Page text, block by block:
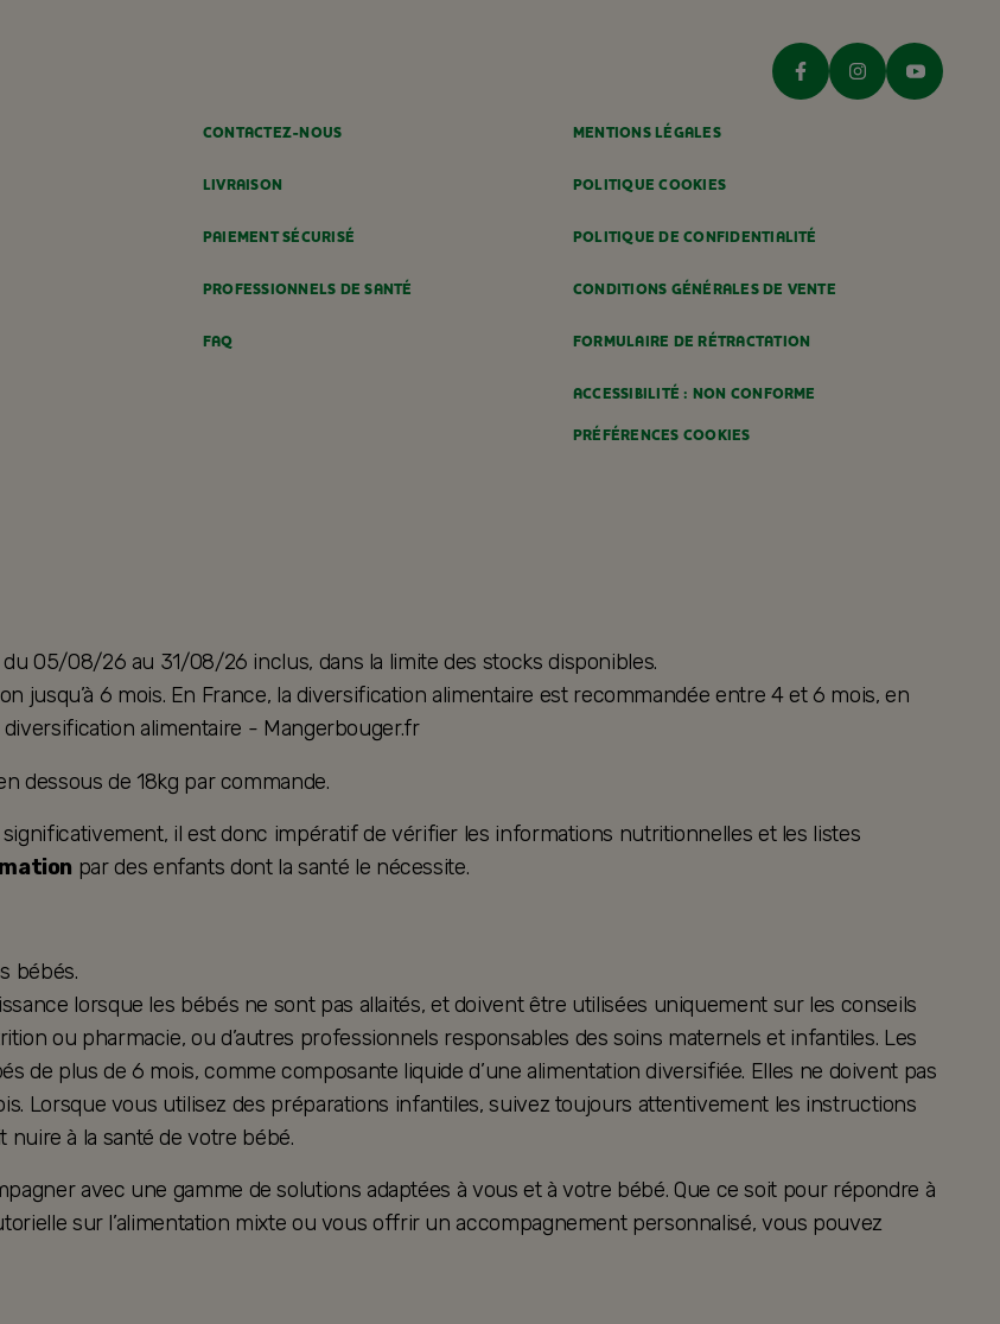
CONTACTEZ-NOUS
LIVRAISON
PAIEMENT SÉCURISÉ
PROFESSIONNELS DE SANTÉ
FAQ
MENTIONS LÉGALES
POLITIQUE COOKIES
POLITIQUE DE CONFIDENTIALITÉ
CONDITIONS GÉNÉRALES DE VENTE
FORMULAIRE DE RÉTRACTATION
ACCESSIBILITÉ : NON CONFORME
PRÉFÉRENCES COOKIES
05/08/26 au 31/08/26 inclus, dans la limite des stocks disponibles.
jusqu’à 6 mois. En France, la diversification alimentaire est recommandée entre 4 et 6 mois, en
alimentaire - Mangerbouger.fr
dessous de 18kg par commande.
il est donc impératif de vérifier les informations nutritionnelles et les listes
par des enfants dont la santé le nécessite.
bébés.
lorsque les bébés ne sont pas allaités, et doivent être utilisées uniquement sur les conseils
ou pharmacie, ou d’autres professionnels responsables des soins maternels et infantiles. Les
de plus de 6 mois, comme composante liquide d’une alimentation diversifiée. Elles ne doivent pas
Lorsque vous utilisez des préparations infantiles, suivez toujours attentivement les instructions
nuire à la santé de votre bébé.
avec une gamme de solutions adaptées à vous et à votre bébé. Que ce soit pour répondre à
sur l’alimentation mixte ou vous offrir un accompagnement personnalisé, vous pouvez